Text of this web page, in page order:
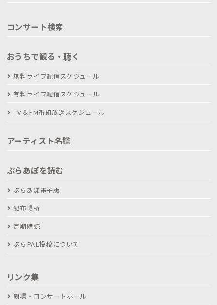
コンサート検索
おうちで観る・聴く
無料ライブ配信スケジュール
有料ライブ配信スケジュール
TV＆FM番組放送スケジュール
アーティスト名鑑
ぶらあぼを読む
ぶらあぼ電子版
配布場所
定期購読
ぶらPAL投稿について
リンク集
劇場・コンサートホール